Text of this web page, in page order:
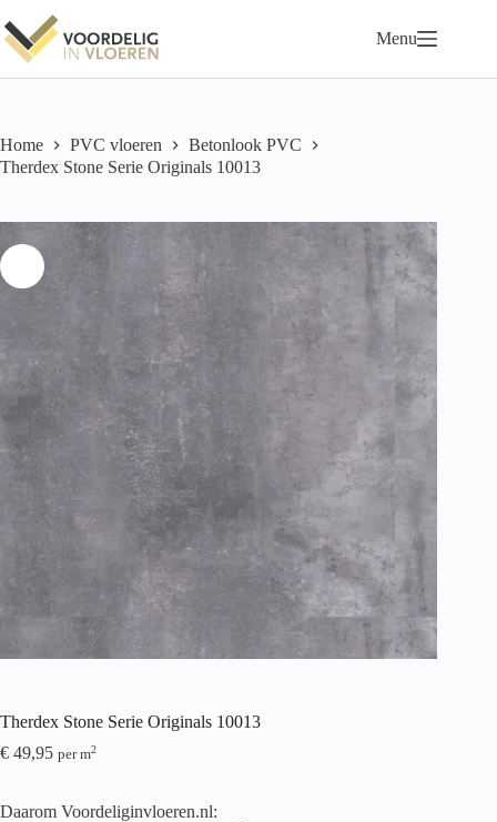
naar
de
inhoud
Menu
Home PVC vloeren
Betonlook PVC
Therdex Stone Serie Originals 10013
Therdex Stone Serie Originals 10013
€ 49,95 per m2
Daarom Voordeliginvloeren.nl: